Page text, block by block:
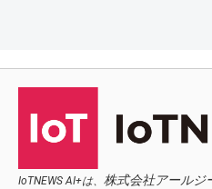
IoTNEWS AI+は、 株式会社アールジ